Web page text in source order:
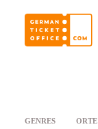
GENRES ORTE